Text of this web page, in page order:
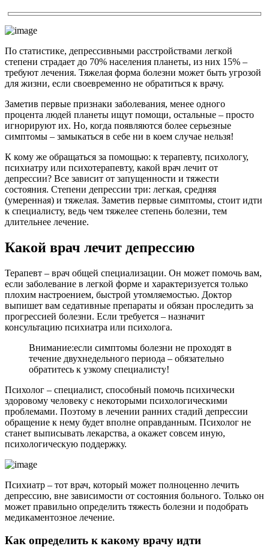
По статистике, депрессивными расстройствами легкой
степени страдает до 70% населения планеты, из них 15% –
требуют лечения. Тяжелая форма болезни может быть угрозой
для жизни, если своевременно не обратиться к врачу.
Заметив первые признаки заболевания, менее одного
процента людей планеты ищут помощи, остальные – просто
игнорируют их. Но, когда появляются более серьезные
симптомы – замыкаться в себе ни в коем случае нельзя!
К кому же обращаться за помощью: к терапевту, психологу,
психиатру или психотерапевту, какой врач лечит от
депрессии? Все зависит от запущенности и тяжести
состояния. Степени депрессии три: легкая, средняя
(умеренная) и тяжелая. Заметив первые симптомы, стоит идти
к специалисту, ведь чем тяжелее степень болезни, тем
длительнее лечение.
Какой врач лечит депрессию
Терапевт – врач общей специализации. Он может помочь вам,
если заболевание в легкой форме и характеризуется только
плохим настроением, быстрой утомляемостью. Доктор
выпишет вам седативные препараты и обязан проследить за
прогрессией болезни. Если требуется – назначит
консультацию психиатра или психолога.
Внимание:если симптомы болезни не проходят в
течение двухнедельного периода – обязательно
обратитесь к узкому специалисту!
Психолог – специалист, способный помочь психически
здоровому человеку с некоторыми психологическими
проблемами. Поэтому в лечении ранних стадий депрессии
обращение к нему будет вполне оправданным. Психолог не
станет выписывать лекарства, а окажет совсем иную,
психологическую поддержку.
Психиатр – тот врач, который может полноценно лечить
депрессию, вне зависимости от состояния больного. Только он
может правильно определить тяжесть болезни и подобрать
медикаментозное лечение.
Как определить к какому врачу идти